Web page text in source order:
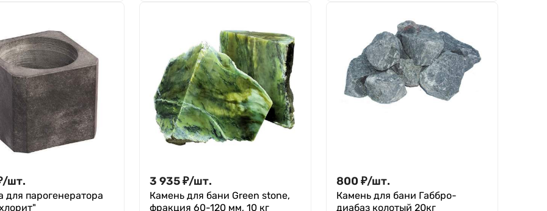
/шт.
для парогенератора
3 935₽/шт.
Камень для бани Green stone,
фракция 60-120 мм, 10 кг
800 ₽/шт.
Камень для бани Габбро-
диабаз колотый 20кг